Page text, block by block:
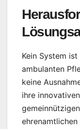
Kein System
ambulanten
keine
ihre